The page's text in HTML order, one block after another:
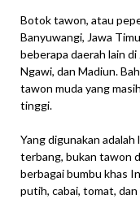
Botok tawon, atau
Banyuwangi, Jawa
beberapa daerah lain
Ngawi, dan Madiun.
tawon muda yang
tinggi.
Yang digunakan
terbang, bukan tawon
berbagai bumbu khas
putih, cabai, tomat,